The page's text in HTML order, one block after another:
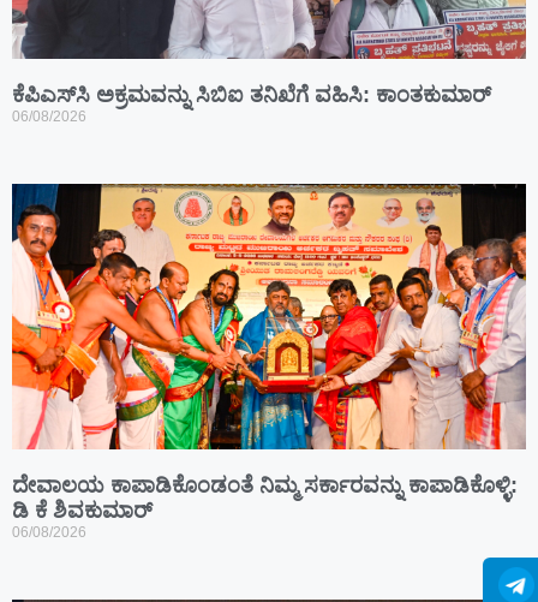
ಕೆಪಿಎಸ್‍ಸಿ ಅಕ್ರಮವನ್ನು ಸಿಬಿಐ ತನಿಖೆಗೆ ವಹಿಸಿ: ಕಾಂತಕುಮಾರ್
06/08/2026
ದೇವಾಲಯ ಕಾಪಾಡಿಕೊಂಡಂತೆ ನಿಮ್ಮ ಸರ್ಕಾರವನ್ನು ಕಾಪಾಡಿಕೊಳ್ಳಿ:
ಡಿ ಕೆ ಶಿವಕುಮಾರ್
06/08/2026